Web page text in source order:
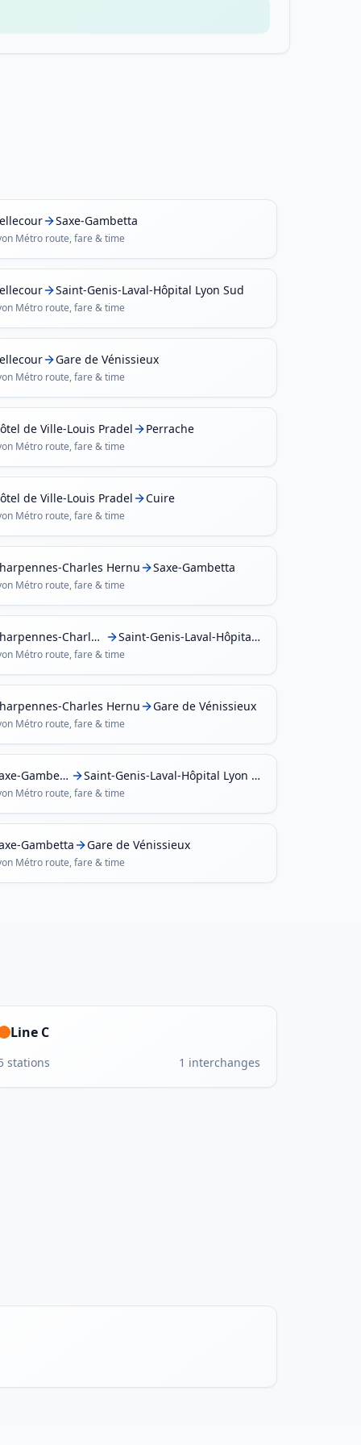
Saxe-Gambetta
Métro route, fare & time
Saint-Genis-Laval-Hôpital Lyon Sud
Métro route, fare & time
Gare de Vénissieux
Métro route, fare & time
de Ville-Louis Pradel Perrache
Métro route, fare & time
de Ville-Louis Pradel Cuire
Métro route, fare & time
Charles Hernu Saxe-Gambetta
Métro route, fare & time
Charpennes-Charles Hernu Saint-Genis-Laval-Hôpital Lyon Sud
Métro route, fare & time
Charles Hernu Gare de Vénissieux
Métro route, fare & time
Saxe-Gambetta Saint-Genis-Laval-Hôpital Lyon Sud
Métro route, fare & time
Gambetta Gare de Vénissieux
Métro route, fare & time
Line C
stations 1 interchanges